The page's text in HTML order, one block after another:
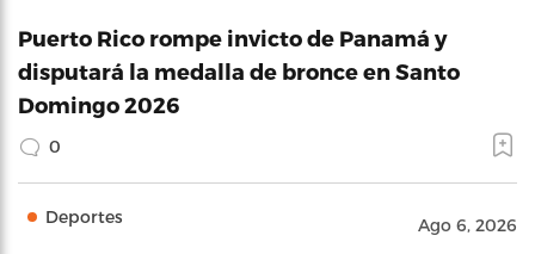
Puerto Rico rompe invicto de Panamá y
disputará la medalla de bronce en Santo
Domingo 2026
0
Deportes Ago 6, 2026